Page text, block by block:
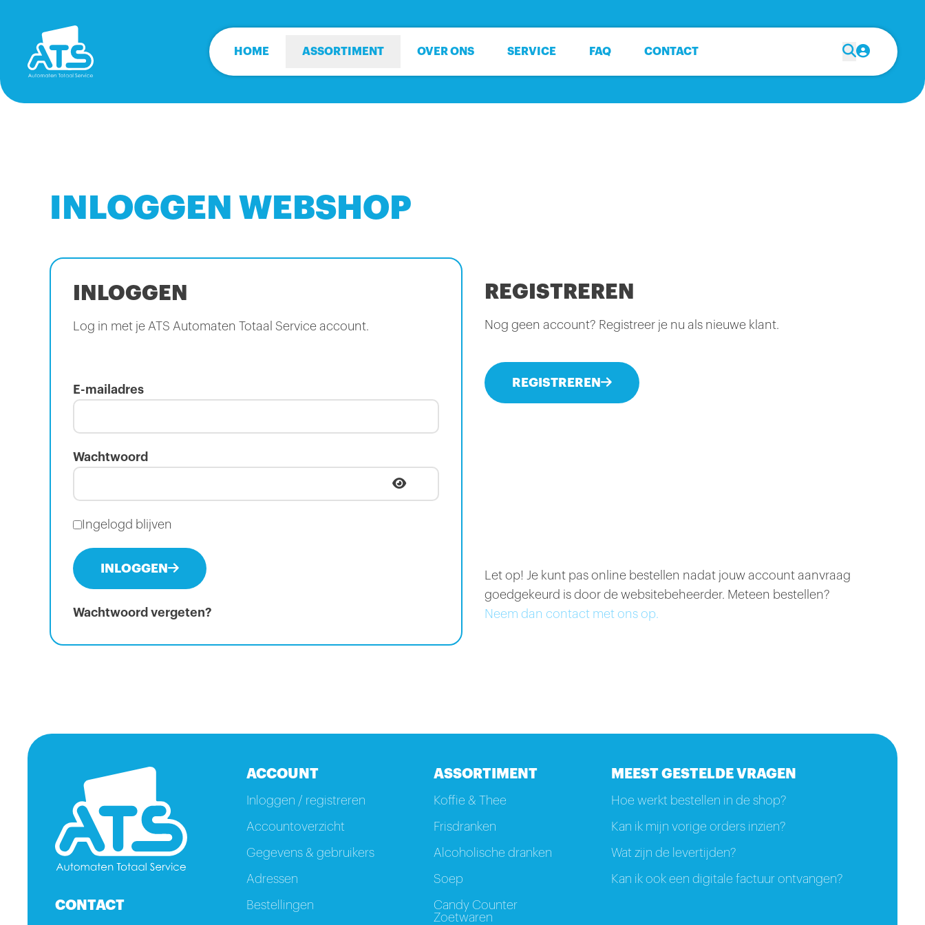
HOME ASSORTIMENT OVER ONS SERVICE FAQ CONTACT
INLOGGEN WEBSHOP
INLOGGEN
Log in met je ATS Automaten Totaal Service account.
E-mailadres
Wachtwoord
Ingelogd blijven
INLOGGEN
Wachtwoord vergeten?
REGISTREREN
Nog geen account? Registreer je nu als nieuwe klant.
REGISTREREN
Let op! Je kunt pas online bestellen nadat jouw account aanvraag
goedgekeurd is door de websitebeheerder. Meteen bestellen?
Neem dan contact met ons op.
CONTACT
ACCOUNT
Inloggen / registreren
Accountoverzicht
Gegevens & gebruikers
Adressen
Bestellingen
ASSORTIMENT
Koffie & Thee
Frisdranken
Alcoholische dranken
Soep
Candy Counter
Zoetwaren
MEEST GESTELDE VRAGEN
Hoe werkt bestellen in de shop?
Kan ik mijn vorige orders inzien?
Wat zijn de levertijden?
Kan ik ook een digitale factuur ontvangen?